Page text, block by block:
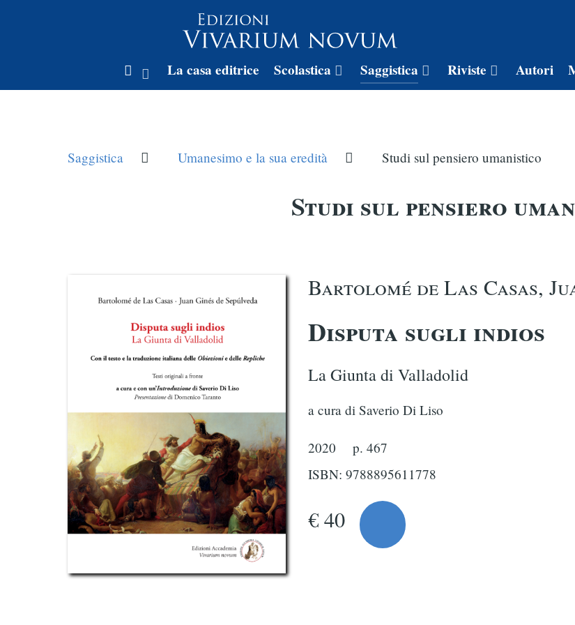
La casa editrice Scolastica Saggistica Riviste Autori
Saggistica Umanesimo e la sua eredità Studi sul pensiero umanistico
Studi sul pensiero
Bartolomé de Las Casas,
Disputa sugli indios
La Giunta di Valladolid
a cura di Saverio Di Liso
2020
p. 467
ISBN: 9788895611778
€ 40